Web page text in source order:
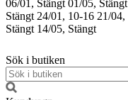
06/01, Stängt 01/05, Stängt
Stängt 24/01, 10-16 21/04,
Stängt 14/05, Stängt
Sök i butiken